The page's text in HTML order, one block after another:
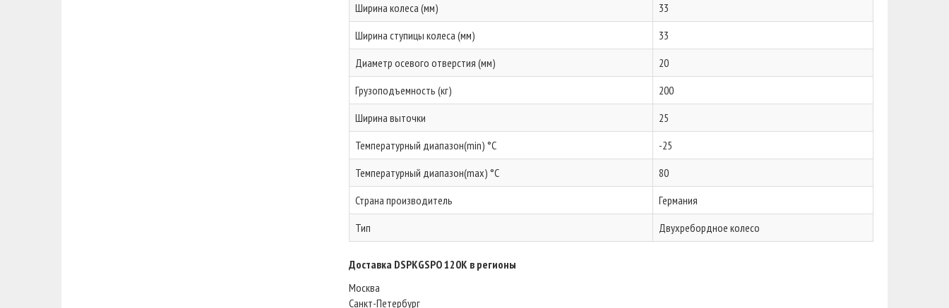
Ширина колеса (мм)
33
Ширина ступицы колеса (мм)
33
Диаметр осевого отверстия (мм)
20
Грузоподъемность (кг)
200
Ширина выточки
25
Температурный диапазон(min) °C
-25
Температурный диапазон(max) °C
80
Страна производитель
Германия
Тип
Двухребордное колесо
Доставка DSPKGSPO 120K в регионы
Москва
Санкт-Петербург